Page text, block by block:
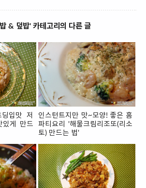
& 덮밥' 카테고리의 다른 글
입맛 저
있게 만드
인스턴트지만 맛~모양! 좋은 홈
파티요리 '해물크림리조또(리소
토) 만드는 법'